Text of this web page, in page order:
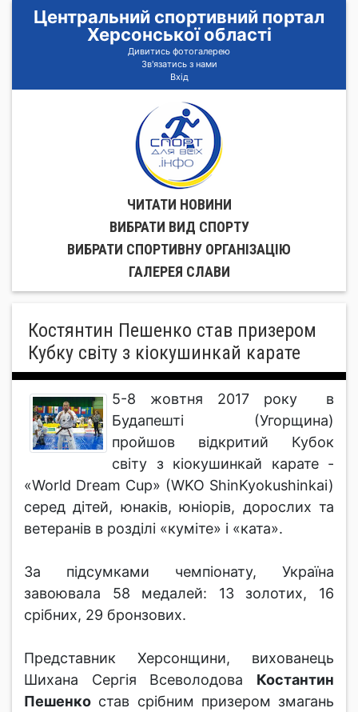
Центральний спортивний портал
Херсонської області
Дивитись фотогалерею
Зв'язатись з нами
Вхід
ЧИТАТИ НОВИНИ
ВИБРАТИ ВИД СПОРТУ
ВИБРАТИ СПОРТИВНУ ОРГАНIЗАЦIЮ
ГАЛЕРЕЯ СЛАВИ
Костянтин Пешенко став призером
Кубку світу з кіокушинкай карате
5-8 жовтня 2017 року в
Будапешті (Угорщина)
пройшов відкритий Кубок
світу з кіокушинкай карате -
«World Dream Cup» (WKO ShinKyokushinkai)
серед дітей, юнаків, юніорів, дорослих та
ветеранів в розділі «куміте» і «ката».
За підсумками чемпіонату, Україна
завоювала 58 медалей: 13 золотих, 16
срібних, 29 бронзових.
Представник Херсонщини, вихованець
Шихана Сергія Всеволодова Костантин
Пешенко став срібним призером змагань